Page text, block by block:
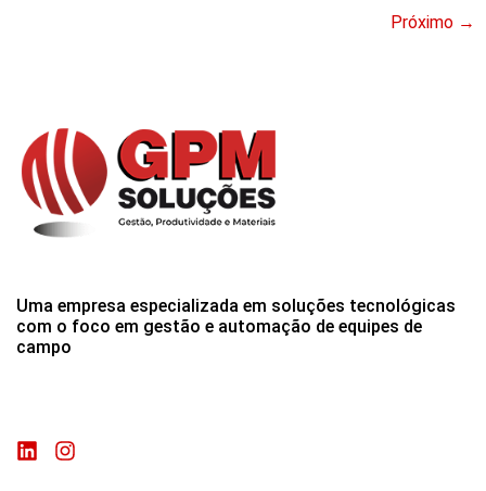
Próximo →
Uma empresa especializada em soluções tecnológicas
com o foco em gestão e automação de equipes de
campo